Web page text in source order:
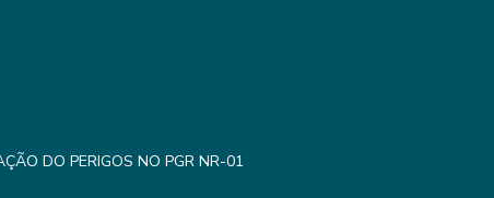
DO PERIGOS NO PGR NR-01